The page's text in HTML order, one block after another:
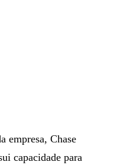
empresa, Chase
capacidade para